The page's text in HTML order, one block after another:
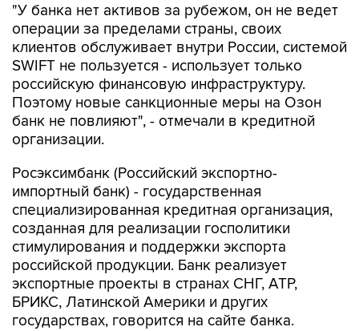
"У банка нет активов за рубежом, он не ведет
операции за пределами страны, своих
клиентов обслуживает внутри России, системой
SWIFT не пользуется - использует только
российскую финансовую инфраструктуру.
Поэтому новые санкционные меры на Озон
банк не повлияют", - отмечали в кредитной
организации.
Росэксимбанк (Российский экспортно-
импортный банк) - государственная
специализированная кредитная организация,
созданная для реализации госполитики
стимулирования и поддержки экспорта
российской продукции. Банк реализует
экспортные проекты в странах СНГ, АТР,
БРИКС, Латинской Америки и других
государствах, говорится на сайте банка.